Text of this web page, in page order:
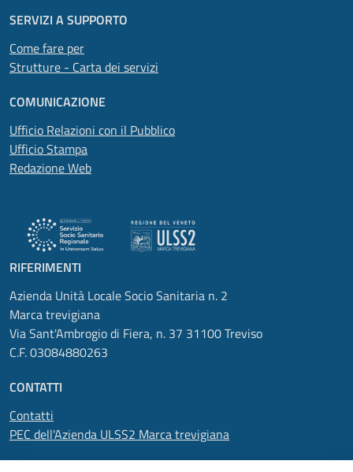
SERVIZI A SUPPORTO
Come fare per
Strutture - Carta dei servizi
COMUNICAZIONE
Ufficio Relazioni con il Pubblico
Ufficio Stampa
Redazione Web
RIFERIMENTI
Azienda Unità Locale Socio Sanitaria n. 2
Marca trevigiana
Via Sant'Ambrogio di Fiera, n. 37 31100 Treviso
C.F. 03084880263
CONTATTI
Contatti
PEC dell'Azienda ULSS2 Marca trevigiana